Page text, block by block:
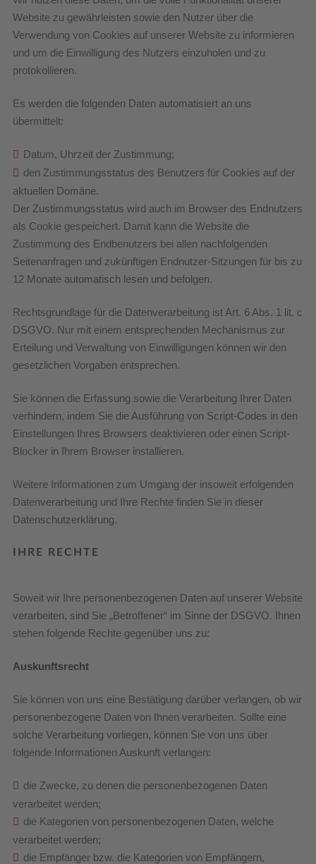
Website zu gewährleisten sowie den Nutzer über die
Verwendung von Cookies auf unserer Website zu informieren
und um die Einwilligung des Nutzers einzuholen und zu
protokollieren.
Es werden die folgenden Daten automatisiert an uns
übermittelt:
Datum, Uhrzeit der Zustimmung;
den Zustimmungsstatus des Benutzers für Cookies auf der
aktuellen Domäne.
Der Zustimmungsstatus wird auch im Browser des Endnutzers
als Cookie gespeichert. Damit kann die Website die
Zustimmung des Endbenutzers bei allen nachfolgenden
Seitenanfragen und zukünftigen Endnutzer-Sitzungen für bis zu
12 Monate automatisch lesen und befolgen.
Rechtsgrundlage für die Datenverarbeitung ist Art. 6 Abs. 1 lit. c
DSGVO. Nur mit einem entsprechenden Mechanismus zur
Erteilung und Verwaltung von Einwilligungen können wir den
gesetzlichen Vorgaben entsprechen.
Sie können die Erfassung sowie die Verarbeitung Ihrer Daten
verhindern, indem Sie die Ausführung von Script-Codes in den
Einstellungen Ihres Browsers deaktivieren oder einen Script-
Blocker in Ihrem Browser installieren.
Weitere Informationen zum Umgang der insoweit erfolgenden
Datenverarbeitung und Ihre Rechte finden Sie in dieser
Datenschutzerklärung.
IHRE RECHTE
Soweit wir Ihre personenbezogenen Daten auf unserer Website
verarbeiten, sind Sie „Betroffener“ im Sinne der DSGVO. Ihnen
stehen folgende Rechte gegenüber uns zu:
Auskunftsrecht
Sie können von uns eine Bestätigung darüber verlangen, ob wir
personenbezogene Daten von Ihnen verarbeiten. Sollte eine
solche Verarbeitung vorliegen, können Sie von uns über
folgende Informationen Auskunft verlangen:
die Zwecke, zu denen die personenbezogenen Daten
verarbeitet werden;
die Kategorien von personenbezogenen Daten, welche
verarbeitet werden;
die Empfänger bzw. die Kategorien von Empfängern,